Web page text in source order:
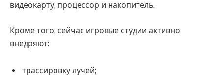
видеокарту, процессор и накопитель.
Кроме того, сейчас игровые студии активно
внедряют:
трассировку лучей;